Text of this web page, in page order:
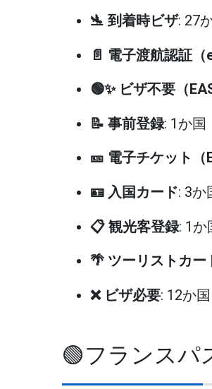
🛬 到着時ビザ: 27
📄 電子渡航認証（
🟢✨ ビザ不要（
📝 事前登録: 1か国
🎫 電子チケット（
🪪 入国カード: 3か
📋 観光客登録: 1か
🌴 ツーリストカー
❌ ビザ必要: 12か国
🟢フランスパ